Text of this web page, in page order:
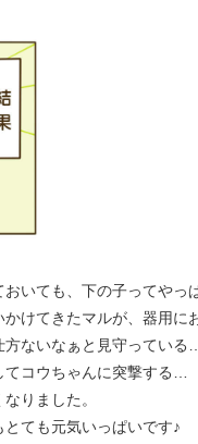
いても、下の子ってやっ
けてきたマルが、器用に
方ないなぁと見守っている
てコウちゃんに突撃する…
りました。
ても元気いっぱいです♪